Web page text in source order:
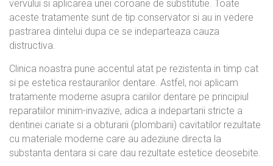
vervului si aplicarea unei coroane de substitutie. Toate
aceste tratamente sunt de tip conservator si au in vedere
pastrarea dintelui dupa ce se indeparteaza cauza
distructiva.
Clinica noastra pune accentul atat pe rezistenta in timp cat
si pe estetica restaurarilor dentare. Astfel, noi aplicam
tratamente moderne asupra cariilor dentare pe principiul
reparatiilor minim-invazive, adica a indepartarii stricte a
dentinei cariate si a obturarii (plombarii) cavitatilor rezultate
cu materiale moderne care au adeziune directa la
substanta dentara si care dau rezultate estetice deosebite.